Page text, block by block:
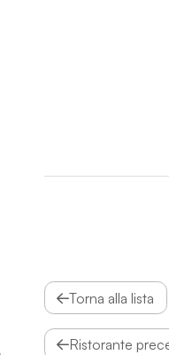
Torna alla lista
Ristorante